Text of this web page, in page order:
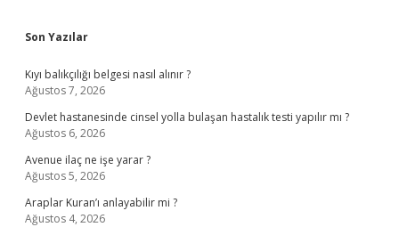
Sidebar
Son Yazılar
Kıyı balıkçılığı belgesi nasıl alınır ?
Ağustos 7, 2026
Devlet hastanesinde cinsel yolla bulaşan hastalık testi yapılır mı ?
Ağustos 6, 2026
Avenue ilaç ne işe yarar ?
Ağustos 5, 2026
Araplar Kuran’ı anlayabilir mi ?
Ağustos 4, 2026